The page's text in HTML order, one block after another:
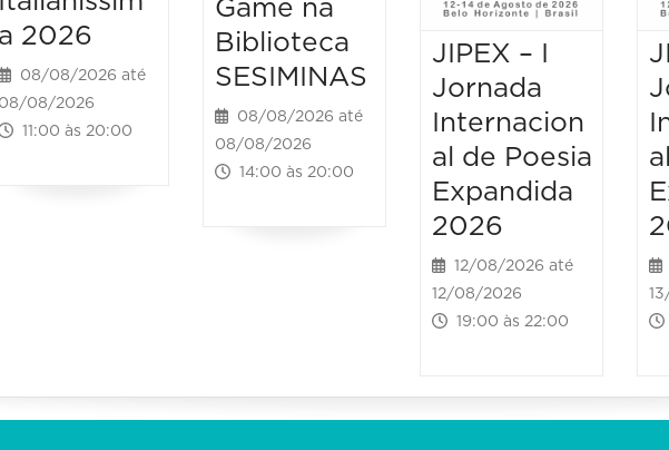
a 2026
08/08/2026 até
08/08/2026
11:00 às 20:00
Game na
Biblioteca
SESIMINAS
08/08/2026 até
08/08/2026
14:00 às 20:00
JIPEX – I
Jornada
Internacion
al de Poesia
Expandida
2026
12/08/2026 até
12/08/2026
19:00 às 22:00